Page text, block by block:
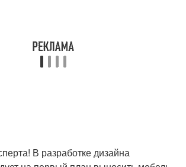
В разработке дизайна